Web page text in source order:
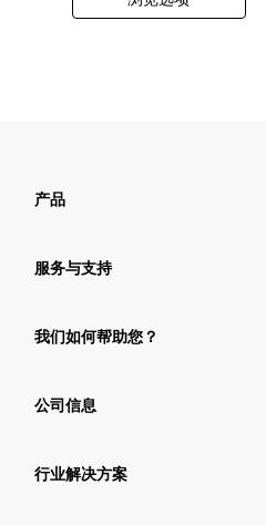
产品
服务与支持
我们如何帮助您？
公司信息
行业解决方案